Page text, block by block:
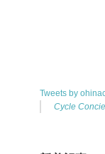
Tweets by
Cycle